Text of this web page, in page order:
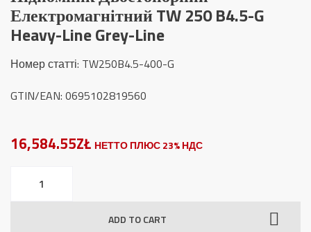
Електромагнітний TW 250 B4.5-G
Heavy-Line Grey-Line
Номер статті: TW250B4.5-400-G
GTIN/EAN: 0695102819560
16,584.55ZŁ НЕТТО ПЛЮС 23% НДС
Двостопорний
ADD TO CART